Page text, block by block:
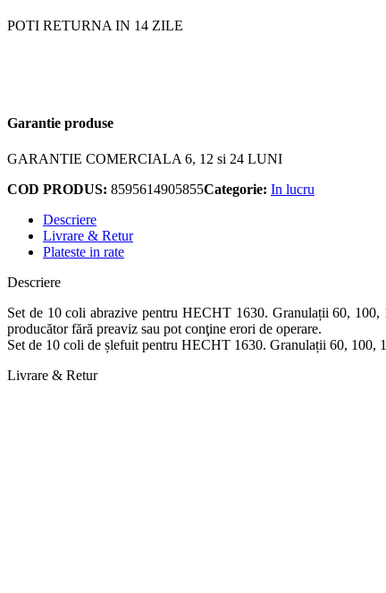
POTI RETURNA IN 14 ZILE
Garantie produse
GARANTIE COMERCIALA 6, 12 si 24 LUNI
COD PRODUS: 8595614905855Categorie: In lucru
Descriere
Livrare & Retur
Plateste in rate
Descriere
Set de 10 coli abrazive pentru HECHT 1630. Granulații 60, 100,
producător fără preaviz sau pot conţine erori de operare.
Set de 10 coli de șlefuit pentru HECHT 1630. Granulații 60,
Livrare & Retur